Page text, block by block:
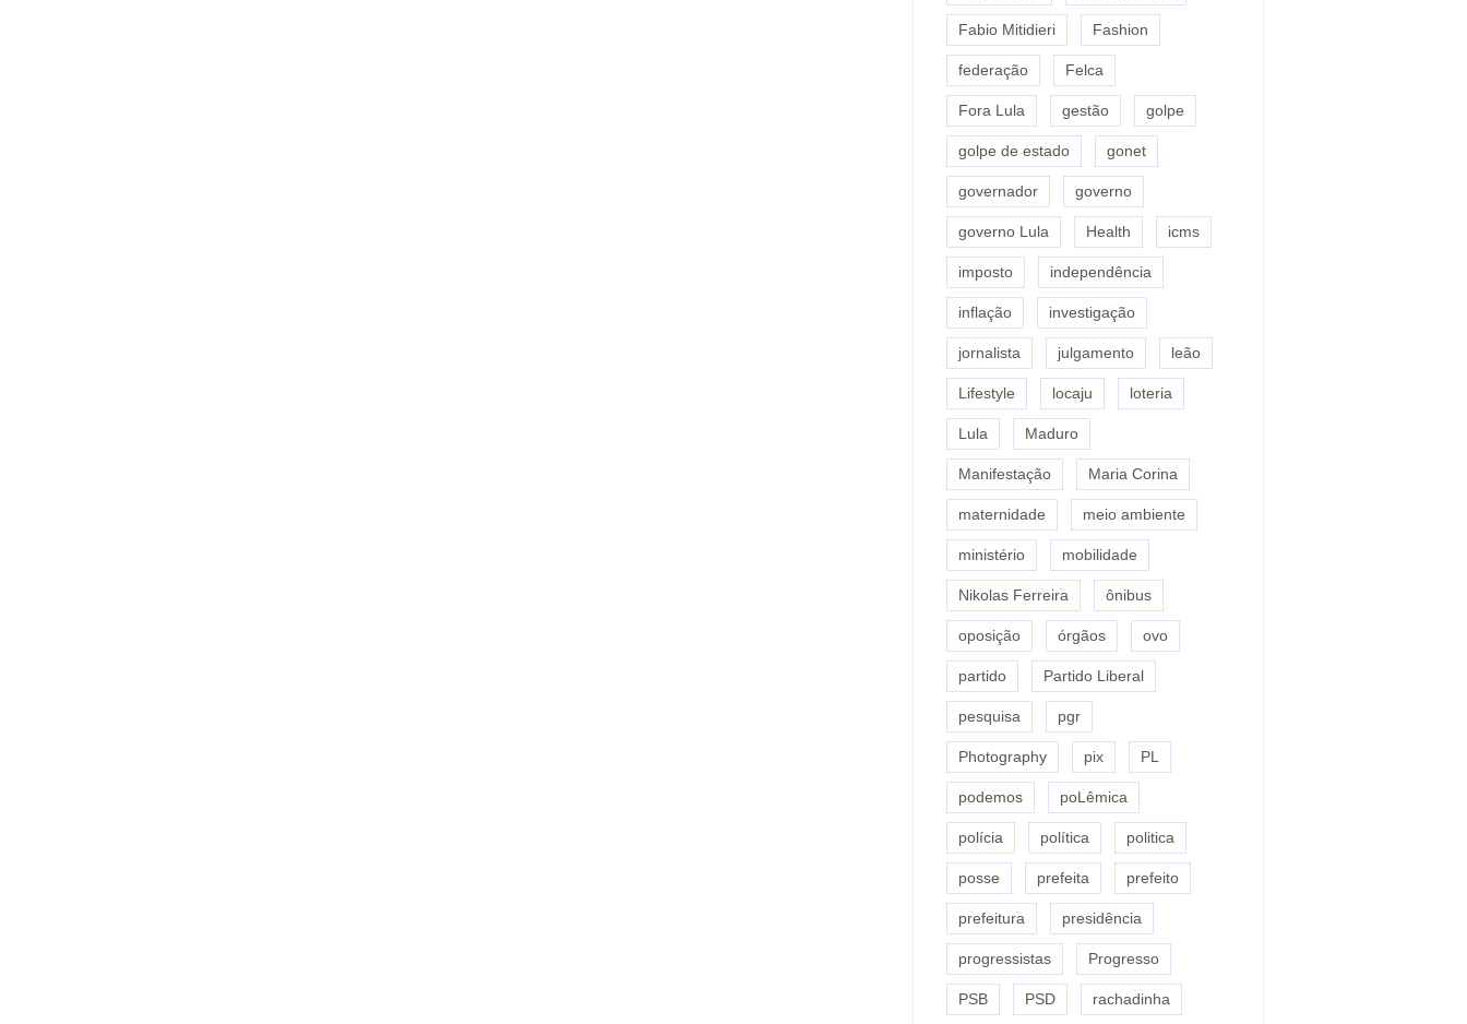
Fabio Mitidieri Fashion
federação Felca
Fora Lula gestão golpe
golpe de estado gonet
governador governo
governo Lula Health icms
imposto independência
inflação investigação
jornalista julgamento leão
Lifestyle locaju loteria
Lula Maduro
Manifestação Maria Corina
maternidade meio ambiente
ministério mobilidade
Nikolas Ferreira ônibus
oposição órgãos ovo
partido Partido Liberal
pesquisa pgr
Photography pix PL
podemos poLêmica
polícia política politica
posse prefeita prefeito
prefeitura presidência
progressistas Progresso
PSB PSD rachadinha